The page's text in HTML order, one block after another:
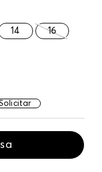
14 16